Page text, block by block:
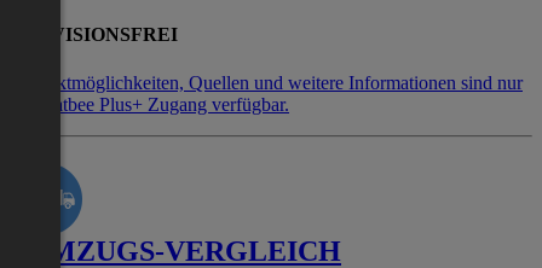
PROVISIONSFREI
Kontaktmöglichkeiten, Quellen und weitere Informationen sind nur
mit Flatbee Plus+ Zugang verfügbar.
UMZUGS-VERGLEICH